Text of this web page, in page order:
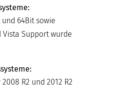
und 64Bit sowie
Vista Support wurde
R2 und 2012 R2